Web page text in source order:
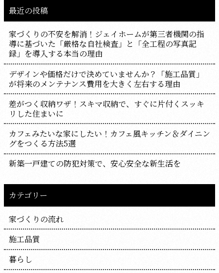
最近の投稿
家づくりの不安を解消！ジェイホームが第三者機関の指
導に基づいた「厳格な自社検査」と「全工程の写真記
録」を導入する本当の理由
デザインや価格だけで決めていませんか？「施工品質」
が将来のメンテナンス費用を大きく左右する理由
差がつく収納ワザ！スキマ収納で、すぐに片付くスッキ
リした住まいに
カフェみたいな家にしたい！カフェ風キッチン＆ダイニン
グをつくる方法5選
新築一戸建ての防犯対策で、安心安全な新生活を
カテゴリー
家づくりの流れ
施工品質
暮らし